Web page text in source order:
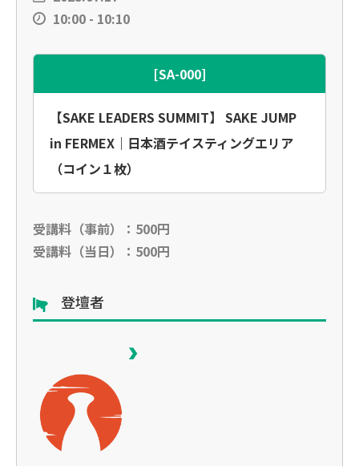
10:00 - 10:10
[SA-000]
【SAKE LEADERS SUMMIT】 SAKE JUMP
in FERMEX｜日本酒テイスティングエリア
（コイン１枚）
受講料（事前）：500円
受講料（当日）：500円
登壇者